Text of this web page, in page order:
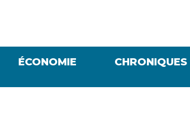
ÉCONOMIE
CHRONIQUES